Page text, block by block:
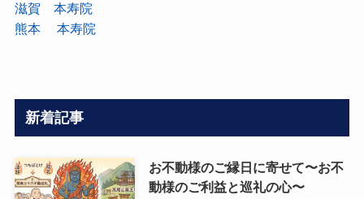
滋賀 本寿院
熊本 本寿院
新着記事
お不動様のご縁日に寄せて〜お不
動様のご利益と巡礼の心〜